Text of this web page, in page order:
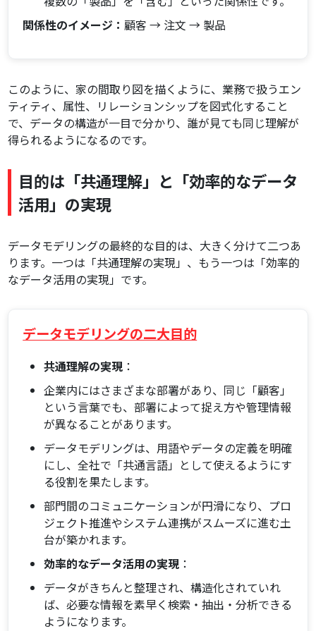
関係性のイメージ：顧客 → 注文 → 製品
このように、家の間取り図を描くように、業務で扱うエン
ティティ、属性、リレーションシップを図式化すること
で、データの構造が一目で分かり、誰が見ても同じ理解が
得られるようになるのです。
目的は「共通理解」と「効率的なデータ
活用」の実現
データモデリングの最終的な目的は、大きく分けて二つあ
ります。一つは「共通理解の実現」、もう一つは「効率的
なデータ活用の実現」です。
データモデリングの二大目的
共通理解の実現 ：
企業内にはさまざまな部署があり、同じ「顧客」
という言葉でも、部署によって捉え方や管理情報
が異なることがあります。
データモデリングは、用語やデータの定義を明確
にし、全社で「共通言語」として使えるようにす
る役割を果たします。
部門間のコミュニケーションが円滑になり、プロ
ジェクト推進やシステム連携がスムーズに進む土
台が築かれます。
効率的なデータ活用の実現 ：
データがきちんと整理され、構造化されていれ
ば、必要な情報を素早く検索・抽出・分析できる
ようになります。